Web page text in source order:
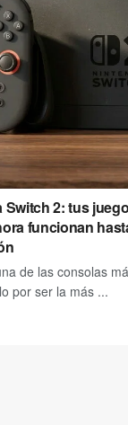
Switch 2: tus
funcionan
de las consolas
por ser la más ...